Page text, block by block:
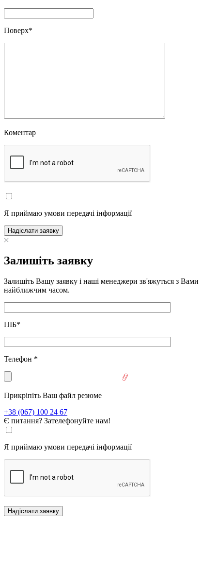
Поверх*
Коментар
Я приймаю умови передачі інформації
Надіслати заявку
Залишіть заявку
Залишіть Вашу заявку і наші менеджери зв'яжуться з Вами
найближчим часом.
ПІБ*
Телефон *
Прикріпіть Ваш файл резюме
+38 (067) 100 24 67
Є питання? Зателефонуйте нам!
Я приймаю умови передачі інформації
Надіслати заявку